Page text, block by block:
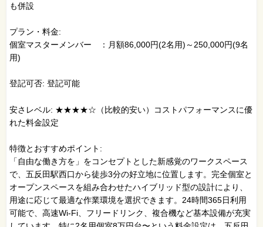
も併設
プラン・料金:
個室マスターメンバー ：月額86,000円(2名用)～250,000円(9名
用)
登記可否: 登記可能
安さレベル: ★★★★☆（比較的安い）コストパフォーマンスに優
れた料金設定
特徴とおすすめポイント:
「自由な働き方を」をコンセプトとした新感覚のワークスペース
で、五反田駅西口から徒歩3分の好立地に位置します。完全個室と
オープンスペースを組み合わせたハイブリッド型の設計により、
用途に応じて最適な作業環境を選択できます。24時間365日利用
可能で、高速Wi-Fi、フリードリンク、複合機など基本設備が充実